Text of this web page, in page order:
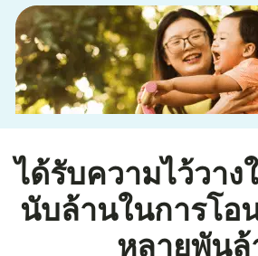
ได้รับความไว้วาง
นับล้านในการโอ
หลายพันล้